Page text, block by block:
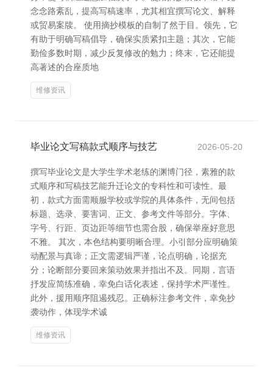
念念路紊乱，提高写稿速率，尤其相宜撰写论文、解释
或贸易案牍。 使用摘抄模板的自制了然于目。领先，它
有助于明确写稿倡导，确保实质紧扣主题；其次，它能
勤俭多数时期，减少反复修改的勉力；终末，它还能提
高著述的合座质地
维修资讯
毕业论文写稿款式顺序与技艺 2026-05-20
撰写毕业论文是大学生学术老练的渊博门径，素雅的款
式顺序和写稿技艺能升迁论文的专科性和可读性。最
初，款式方面需顺服学校或学院的具体条件，无间包括
标题、选录、要害词、正文、参考文件等部分。字体、
字号、行距、页边距等细节也需合股，确保举座好意思
不雅。 其次，本色结构要明晰合理。小引部分应明确策
动配景与真谛；正文需逻辑严谨，论点明确，论据充
分；论断部分要回来策动效果并指出不及。同期，言语
抒发应简练准确，幸免白话化表述，保持学术严谨性。
此外，援用顺序阻遏残忍。正确标注参考文件，幸免抄
袭动作，体现学术诚
维修资讯